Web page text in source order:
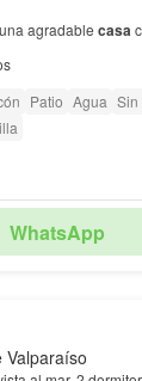
agradable casa
Patio Agua Sin
WhatsApp
Valparaíso